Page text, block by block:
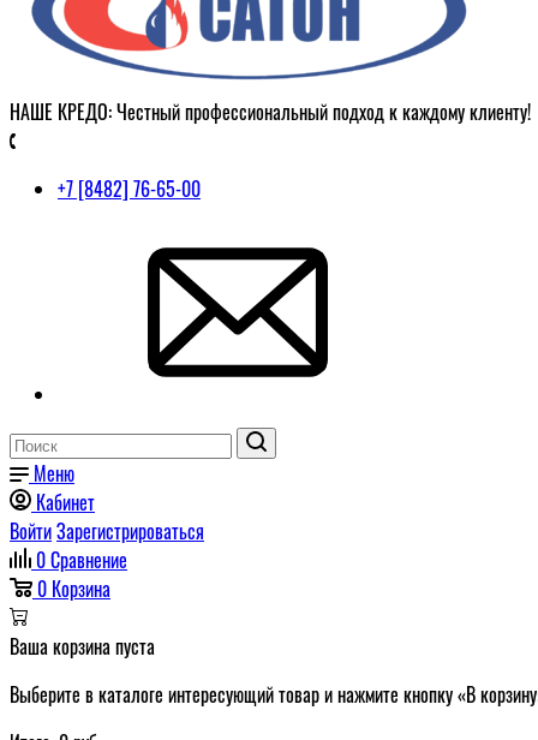
НАШЕ КРЕДО: Честный профессиональный подход к каждому клиенту!
+7 [8482] 76-65-00
Меню
Кабинет
ВойтиЗарегистрироваться
0Сравнение
0 Корзина
Ваша корзина пуста
Выберите в каталоге интересующий товар и нажмите кнопку «В